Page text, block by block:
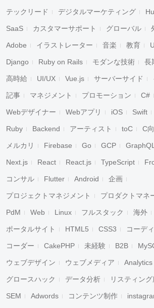
テックリード デジタルマーケティング
SaaS カスタマーサポート グローバル
Adobe イラストレーター 音楽 教育
Django Ruby on Rails モダンな技術 長
高時給 UI/UX Vue.js サーバーサイド
記事 マネジメント プロモーション C#
Webデザイナー Webアプリ iOS Swift
Ruby Backend アーティスト toC C
メルカリ Firebase Go GCP
Next.js React React.js TypeScript
コンサル Flutter Android 企画
プロジェクトマネジメント プロダクトマネ
PdM Web Linux フルスタック 海外
ポータルサイト HTML5 CSS3 コーデ
コーダー CakePHP 未経験 B2B
ウェブデザイン ウェブメディア Analytics
グロースハック データ分析 リスティン
SEM Adwords コンテンツ制作